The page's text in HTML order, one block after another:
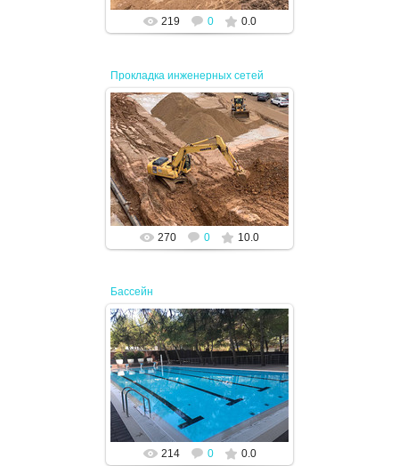
219 0 0.0
Прокладка инженерных сетей
12.04.2024
JENEK
270 0 10.0
Бассейн
12.04.2024
JENEK
214 0 0.0